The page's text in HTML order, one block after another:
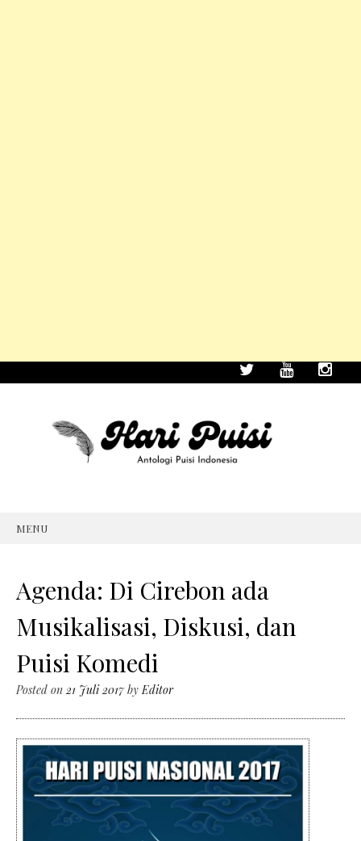
MENU
Agenda: Di Cirebon ada
Musikalisasi, Diskusi, dan
Puisi Komedi
Posted on 21 Juli 2017byEditor